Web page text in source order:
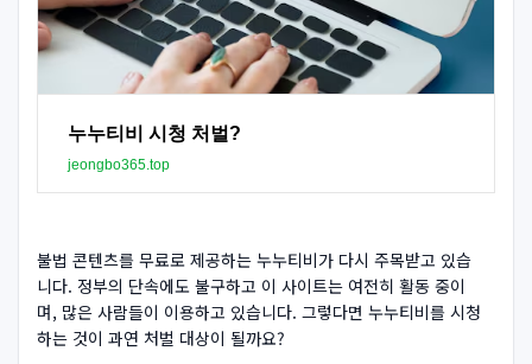
누누티비 시청 처벌?
jeongbo365.top
불법 콘텐츠를 무료로 제공하는 누누티비가 다시 주목받고 있습
니다. 정부의 단속에도 불구하고 이 사이트는 여전히 활동 중이
며, 많은 사람들이 이용하고 있습니다. 그렇다면 누누티비를 시청
하는 것이 과연 처벌 대상이 될까요?